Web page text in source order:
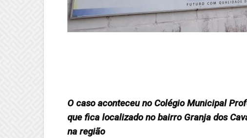
O caso aconteceu no Colégio Municipal
que fica localizado no bairro Granja dos
na região